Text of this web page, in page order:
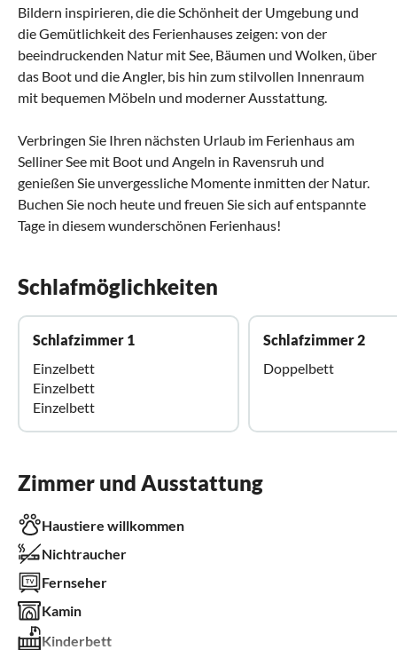
Bildern inspirieren, die die Schönheit der Umgebung und
die Gemütlichkeit des Ferienhauses zeigen: von der
beeindruckenden Natur mit See, Bäumen und Wolken, über
das Boot und die Angler, bis hin zum stilvollen Innenraum
mit bequemen Möbeln und moderner Ausstattung.
Verbringen Sie Ihren nächsten Urlaub im Ferienhaus am
Selliner See mit Boot und Angeln in Ravensruh und
genießen Sie unvergessliche Momente inmitten der Natur.
Buchen Sie noch heute und freuen Sie sich auf entspannte
Tage in diesem wunderschönen Ferienhaus!
Schlafmöglichkeiten
Schlafzimmer 1
Einzelbett
Einzelbett
Einzelbett
Schlafzimmer 2
Doppelbett
Zimmer und Ausstattung
Haustiere willkommen
Nichtraucher
Fernseher
Kamin
Kinderbett